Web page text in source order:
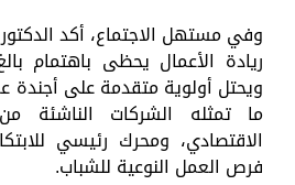
وفي مستهل الاجتماع، أكد
ريادة الأعمال يحظى باهتمام
ويحتل أولوية متقدمة على
ما تمثله الشركات الناشئة
الاقتصادي، ومحرك رئيسي
فرص العمل النوعية للشباب.